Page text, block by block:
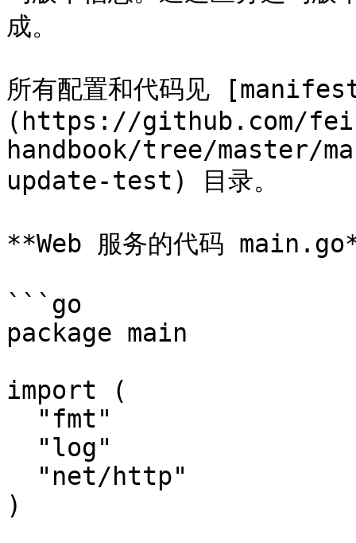
成。
所有配置和代码见
(https://github.com/
handbook/tree/
update-test) 目录。
**Web 服务的代码
```go
package main
import (
)